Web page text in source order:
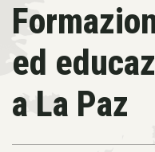
ed
a La Paz